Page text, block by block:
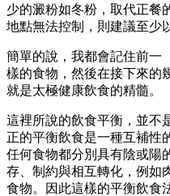
少的澱粉如冬粉，取代正餐
地點無法控制，則建議至少
簡單的說，我都會記住前一
樣的食物，然後在接下來的
就是太極健康飲食的精髓。
這裡所說的飲食平衡，並不
正的平衡飲食是一種互補性
任何食物都分別具有陰或陽
存、制約與相互轉化，例如
食物。因此這樣的平衡飲食